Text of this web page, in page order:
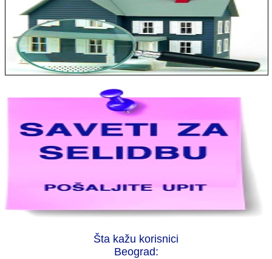
Šta kažu korisnici
Beograd:
Jelena sa Čukarice: Mogu da pohvalim sve radnike u firmi jer su
sam preselila sve stvari u moj novi stan. Hvala Vam puno